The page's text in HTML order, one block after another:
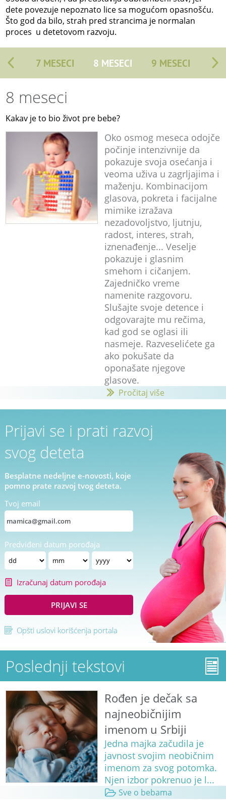
dete povezuje nepoznato lice sa mogućom opasnošću.
Što god da bilo, strah pred strancima je normalan
proces u detetovom razvoju.
7 MESECI 8 MESECI 9 MESECI
8 meseci
Kakav je to bio život pre bebe?
Oko osmog meseca odojče
počinje intenzivnije da
pokazuje svoja osećanja i
veoma uživa u zagrljajima i
maženju. Kombinacijom
glasova, pokreta i facijalne
mimike izražava
nezadovoljstvo, ljutnju,
radost, interes, strah,
iznenađenje... Veselje
pokazuje i glasnim
smehom i cičanjem.
Zajedničko vreme
namenite razgovoru.
Slušajte svoje detence i
odgovarajte mu rečima,
kad god se oglasi ili
nasmeje. Razveselićete ga
ako pokušate da
oponašate njegove
glasove.
Pročitaj više
Prijavi se i prati razvoj
svog deteta
Besplatne nedeljne e-novosti, koje
pomno prate razvoj tvog deteta.
Tvoj email
Predviđeni datum porođaja
Izračunaj datum porođaja
PRIJAVI SE
Opšti uslovi korišćenja portala
Poslednji tekstovi
Rođen je dečak sa
najneobičnijim
imenom u Srbiji
Jedna majka začudila je
javnost svojim neobičnim
imenom za svog potomka.
Njen izbor pokrenuo je l...
Sve o bebama